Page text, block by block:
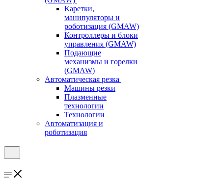
Каретки,
манипуляторы и
роботизация (GMAW)
Контроллеры и блоки
управления (GMAW)
Подающие
механизмы и горелки
(GMAW)
Автоматическая резка
Машины резки
Плазменные
технологии
Технологии
Автоматизация и
роботизация